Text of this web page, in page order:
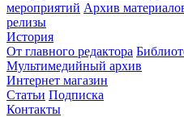
мероприятий Архив
релизы
История
От главного редактора
Мультимедийный архив
Интернет магазин
Статьи Подписка
Контакты